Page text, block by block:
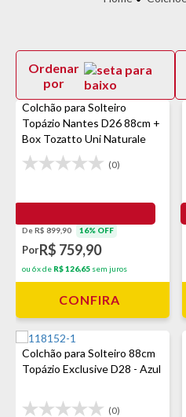
Ordenar
por
Colchão para Solteiro
Topázio Nantes D26 88cm +
Box Tozatto Uni Naturale
(0)
De R$ 899,90 16% OFF
PorR$ 759,90
ou 6x de R$ 126,65 sem juros
CONFIRA
Colchão para Solteiro 88cm
Topázio Exclusive D28 - Azul
(0)